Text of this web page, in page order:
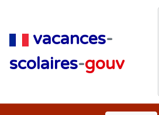
vacances-
scolaires-gouv